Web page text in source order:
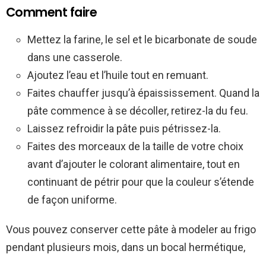
Comment faire
Mettez la farine, le sel et le bicarbonate de soude
dans une casserole.
Ajoutez l’eau et l’huile tout en remuant.
Faites chauffer jusqu’à épaississement. Quand la
pâte commence à se décoller, retirez-la du feu.
Laissez refroidir la pâte puis pétrissez-la.
Faites des morceaux de la taille de votre choix
avant d’ajouter le colorant alimentaire, tout en
continuant de pétrir pour que la couleur s’étende
de façon uniforme.
Vous pouvez conserver cette pâte à modeler au frigo
pendant plusieurs mois, dans un bocal hermétique,